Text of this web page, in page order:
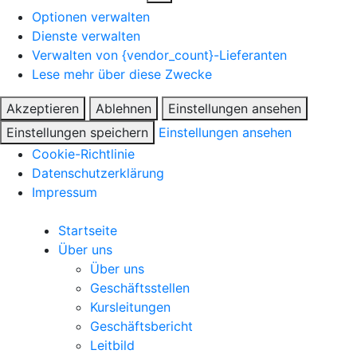
Optionen verwalten
Dienste verwalten
Verwalten von {vendor_count}-Lieferanten
Lese mehr über diese Zwecke
Akzeptieren Ablehnen
Einstellungen ansehen
Einstellungen speichern
Einstellungen ansehen
Cookie-Richtlinie
Datenschutzerklärung
Impressum
Startseite
Über uns
Über uns
Geschäftsstellen
Kursleitungen
Geschäftsbericht
Leitbild